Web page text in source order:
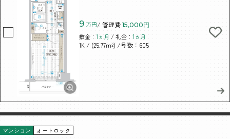
9 万円/ 管理費 15,000円
敷金：1ヵ月 / 礼金：1ヵ月
1K / (25.77m²) /号数：605
マンション オートロック